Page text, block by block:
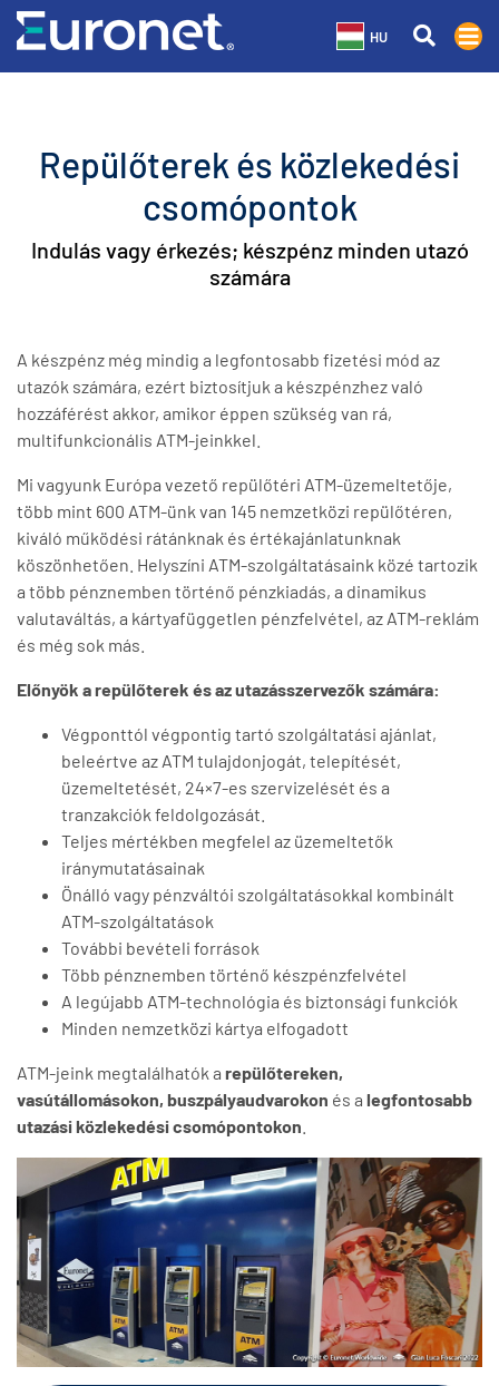
HU
Repülőterek és közlekedési
csomópontok
Indulás vagy érkezés; készpénz minden utazó
számára
A készpénz még mindig a legfontosabb fizetési mód az
utazók számára, ezért biztosítjuk a készpénzhez való
hozzáférést akkor, amikor éppen szükség van rá,
multifunkcionális ATM-jeinkkel.
Mi vagyunk Európa vezető repülőtéri ATM-üzemeltetője,
több mint 600 ATM-ünk van 145 nemzetközi repülőtéren,
kiváló működési rátánknak és értékajánlatunknak
köszönhetően. Helyszíni ATM-szolgáltatásaink közé tartozik
a több pénznemben történő pénzkiadás, a dinamikus
valutaváltás, a kártyafüggetlen pénzfelvétel, az ATM-reklám
és még sok más.
Előnyök a repülőterek és az utazásszervezők számára:
Végponttól végpontig tartó szolgáltatási ajánlat,
beleértve az ATM tulajdonjogát, telepítését,
üzemeltetését, 24×7-es szervizelését és a
tranzakciók feldolgozását.
Teljes mértékben megfelel az üzemeltetők
iránymutatásainak
Önálló vagy pénzváltói szolgáltatásokkal kombinált
ATM-szolgáltatások
További bevételi források
Több pénznemben történő készpénzfelvétel
A legújabb ATM-technológia és biztonsági funkciók
Minden nemzetközi kártya elfogadott
ATM-jeink megtalálhatók a repülőtereken,
vasútállomásokon, buszpályaudvarokon és a legfontosabb
utazási közlekedési csomópontokon